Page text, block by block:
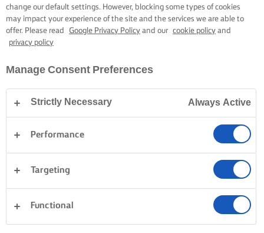
change our default settings. However, blocking some types of cookies
may impact your experience of the site and the services we are able to
offer. Please read
Google Privacy Policy and our cookie policy and
privacy policy
Manage Consent Preferences
Strictly Necessary Always Active
Performance
Targeting
Functional